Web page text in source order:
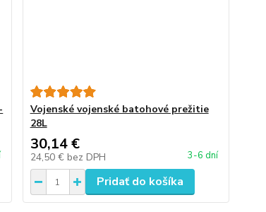
Vojenské vojenské batohové prežitie
28L
30,14 €
24,50 € bez DPH 3-6 dní
Pridať do košíka